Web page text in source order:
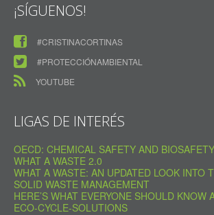
¡SÍGUENOS!
#CRISTINACORTINAS
#PROTECCIÓNAMBIENTAL
YOUTUBE
LIGAS DE INTERÉS
OECD: CHEMICAL SAFETY AND BIOSAFETY
WHAT A WASTE 2.0
WHAT A WASTE: AN UPDATED LOOK INTO
SOLID WASTE MANAGEMENT
HERE’S WHAT EVERYONE SHOULD KNOW
ECO-CYCLE-SOLUTIONS